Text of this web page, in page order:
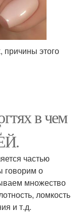
причины этого
в чем
частью
говорим о
множество
ломкость
и т.д.